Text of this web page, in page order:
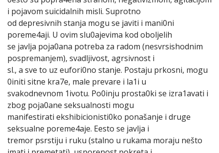
i pojavom suicidalnih misli. Suprotno
od depresivnih stanja mogu se javiti i mani0ni
poreme4aji. U ovim slu0ajevima kod oboljelih
se javlja poja0ana potreba za radom (nesvrsishodnim
pospremanjem), svadljivost, agrsivnost i
sl., a sve to uz eufori0no stanje. Postaju prkosni, mogu
0initi sitne kra7e, male prevare i la1i u
svakodnevnom 1ivotu. Po0inju prosta0ki se izra1avati i
zbog poja0ane seksualnosti mogu
manifestirati ekshibicionisti0ko ponašanje i druge
seksualne poreme4aje. Eesto se javlja i
tremor psrstiju i ruku (stalno u rukama moraju nešto